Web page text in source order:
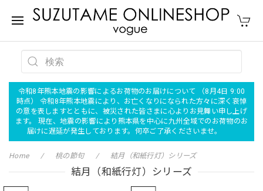
令和8年熊本地震の影響によるお荷物のお届けについて （8月4日 9:00
時点） 令和8年熊本地震により、お亡くなりになられた方々に深く哀悼
の意を表しますとともに、被災された皆さまに心よりお見舞い申し上げ
ます。 現在、地震の影響により熊本県を中心に九州全域でのお荷物のお
届けに遅延が発生しております。何卒ご了承くださいませ。
Home 桃の節句 結月（和紙行灯）シリーズ
結月（和紙行灯）シリーズ